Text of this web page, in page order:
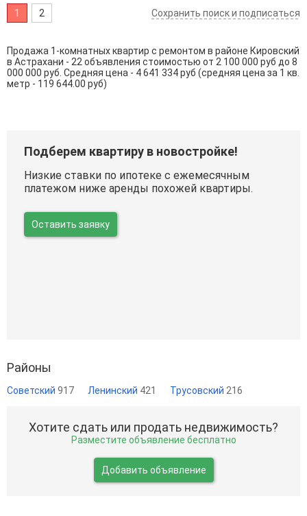
1 2 Сохранить поиск и подписаться
Продажа 1-комнатных квартир с ремонтом в районе Кировский
в Астрахани - 22 объявления стоимостью от 2 100 000 руб до 8
000 000 руб. Средняя цена - 4 641 334 руб (средняя цена за 1 кв.
метр - 119 644.00 руб)
Подберем квартиру в новостройке!
Низкие ставки по ипотеке с ежемесячным
платежом ниже аренды похожей квартиры.
Оставить заявку
Районы
Советский 917 Ленинский 421 Трусовский 216
Хотите сдать или продать недвижимость?
Разместите объявление бесплатно
Добавить объявление